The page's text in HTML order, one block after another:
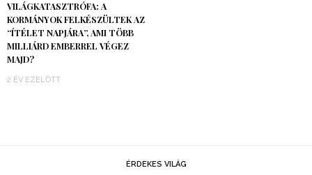
VILÁGKATASZTRÓFA: A
KORMÁNYOK FELKÉSZÜLTEK AZ
“ÍTÉLET NAPJÁRA”, AMI TÖBB
MILLIÁRD EMBERREL VÉGEZ
MAJD?
2 ÉV EZELŐTT
ÉRDEKES VILÁG